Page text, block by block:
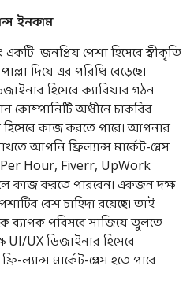
ইনকাম
জনপ্রিয় পেশা হিসেবে স্বীকৃতি
দিয়ে এর পরিধি বেড়েছে।
হিসেবে ক্যারিয়ার গঠন
কোম্পানিটি অধীনে চাকরির
হিসেবে কাজ করতে পারে। আপনার
আপনি ফ্রিল্যান্স মার্কেট-প্লেস
Hour, Fiverr, UpWork
কাজ করতে পারবেন। একজন দক্ষ
বেশ চাহিদা রয়েছে। তাই
ব্যাপক পরিসরে সাজিয়ে তুলতে
UX ডিজাইনার হিসেবে
ল্যান্স মার্কেট-প্লেস হতে পারে